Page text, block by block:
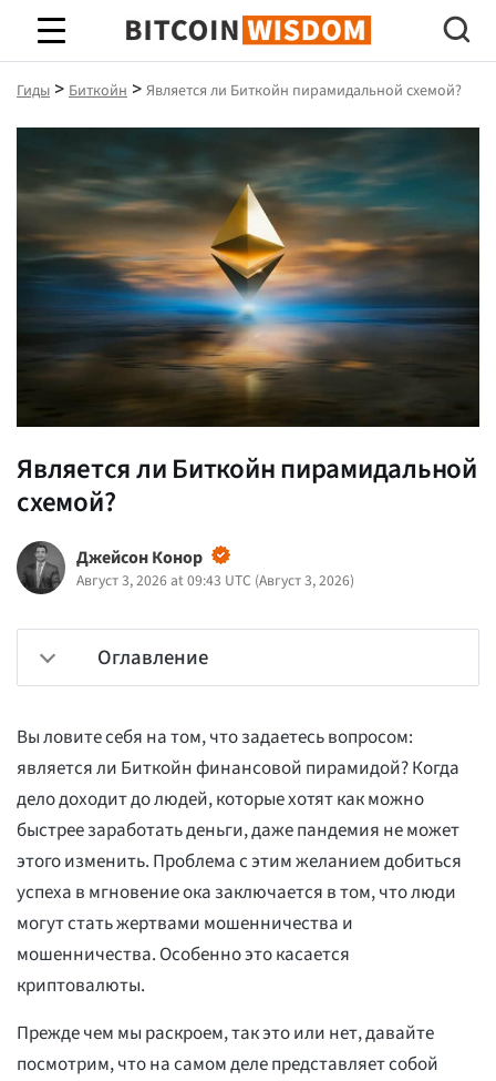
Биткойн Мудрость
Гиды > Биткойн > Является ли Биткойн пирамидальной схемой?
Является ли Биткойн пирамидальной
схемой?
Джейсон Конор
Август 3, 2026 at 09:43 UTC (Август 3, 2026)
Оглавление
Вы ловите себя на том, что задаетесь вопросом:
является ли Биткойн финансовой пирамидой? Когда
дело доходит до людей, которые хотят как можно
быстрее заработать деньги, даже пандемия не может
этого изменить. Проблема с этим желанием добиться
успеха в мгновение ока заключается в том, что люди
могут стать жертвами мошенничества и
мошенничества. Особенно это касается
криптовалюты.
Прежде чем мы раскроем, так это или нет, давайте
посмотрим, что на самом деле представляет собой